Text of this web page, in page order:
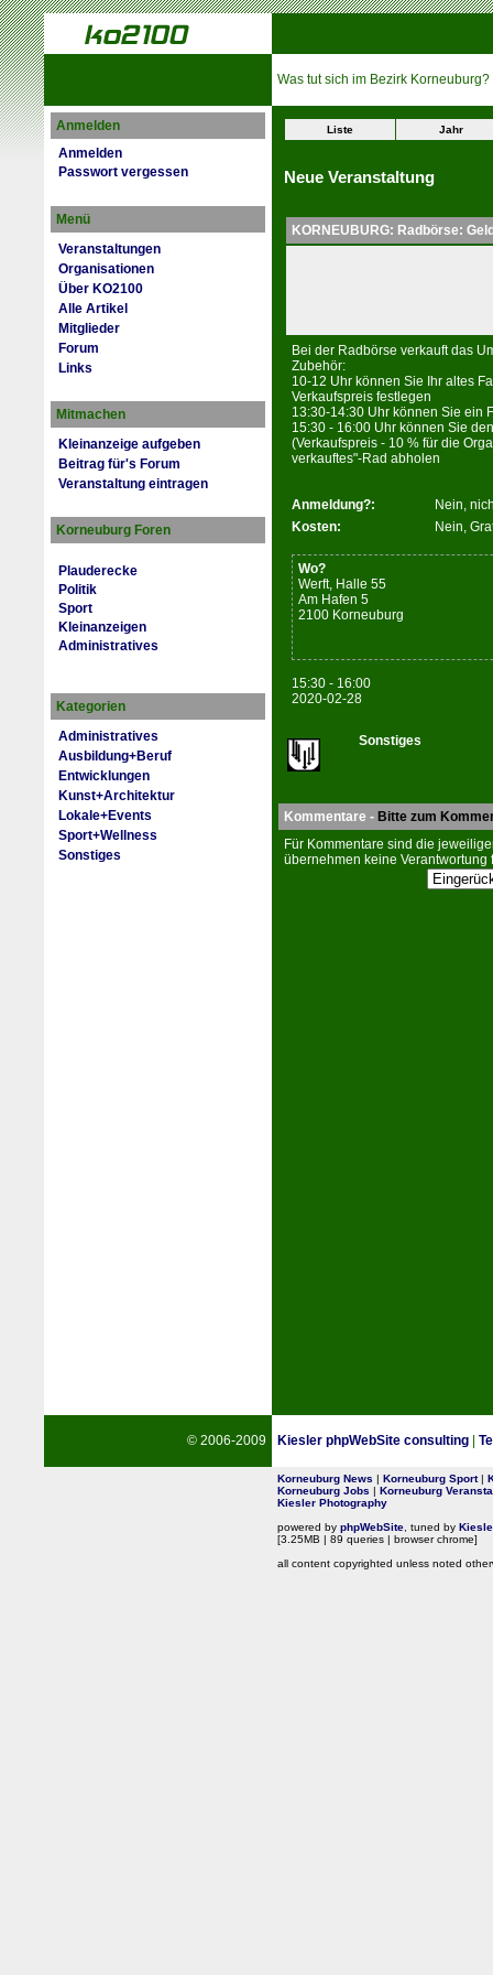
Was tut sich im Bezirk Korneuburg?
Anmelden
Anmelden
Passwort vergessen
Menü
Veranstaltungen
Organisationen
Über KO2100
Alle Artikel
Mitglieder
Forum
Links
Mitmachen
Kleinanzeige aufgeben
Beitrag für's Forum
Veranstaltung eintragen
Korneuburg Foren
Plauderecke
Politik
Sport
Kleinanzeigen
Administratives
Kategorien
Administratives
Ausbildung+Beruf
Entwicklungen
Kunst+Architektur
Lokale+Events
Sport+Wellness
Sonstiges
Liste Jahr
Neue Veranstaltung
KORNEUBURG: Radbörse:
Bei der Radbörse verkauft das
Zubehör:
10-12 Uhr können Sie Ihr altes
Verkaufspreis festlegen
13:30-14:30 Uhr können Sie ein
15:30 - 16:00 Uhr können Sie
(Verkaufspreis - 10 % für die
verkauftes"-Rad abholen
Anmeldung?:
Nein,
Kosten:
Nein,
Wo?
Werft, Halle 55
Am Hafen 5
2100 Korneuburg
15:30 - 16:00
2020-02-28
Sonstiges
Kommentare - Bitte zum
Für Kommentare sind die
übernehmen keine Verantwortung
© 2006-2009 Kiesler phpWebSite consulting
Korneuburg News | Korneuburg Sport|
Korneuburg Jobs | Korneuburg
Kiesler Photography
powered by phpWebSite , tuned by
[3.25MB | 89 queries | browser chrome]
all content copyrighted unless noted